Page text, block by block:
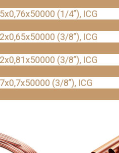
(1/4”), ICG
(3/8”), ICG
(3/8”), ICG
(3/8”), ICG